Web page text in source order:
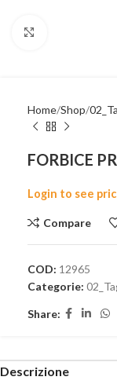
Home Shop
FORBICE
Login to see
Compare
COD: 12965
Categorie:
Share:
Descrizione